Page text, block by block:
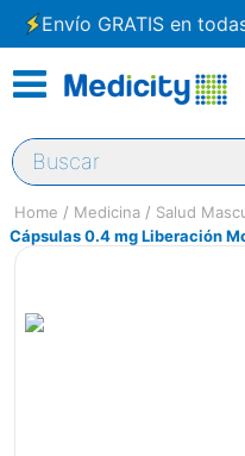
Envío GRATIS en
Buscar
Medicina Salud
Cápsulas 0.4 mg Liberación